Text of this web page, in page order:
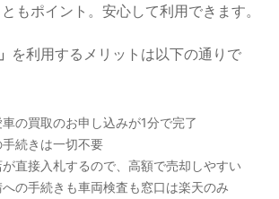
もポイント。安心して利用できます。
」 を利用するメリットは以下の通りで
の買取のお申し込みが1分で完了
続きは一切不要
直接入札するので、高額で売却しやすい
の手続きも車両検査も窓口は楽天のみ